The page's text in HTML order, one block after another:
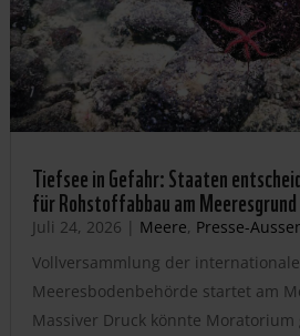
Tiefsee in Gefahr: Staaten
für Rohstoffabbau am Meeresgrund
Juli 24, 2026 | Meere, Presse-
Vollversammlung der
Meeresbodenbehörde startet am
Massiver Druck könnte Moratorium